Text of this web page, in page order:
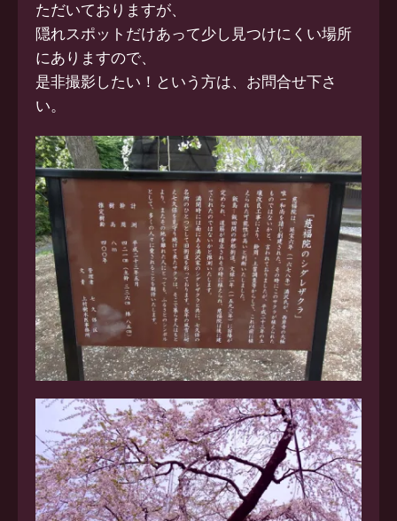
ただいておりますが、
隠れスポットだけあって少し見つけにくい場所
にありますので、
是非撮影したい！という方は、お問合せ下さ
い。